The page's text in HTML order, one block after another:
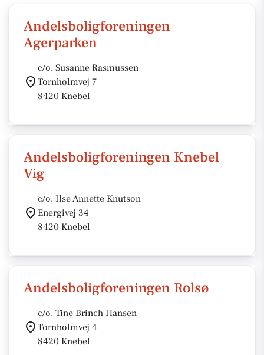
Andelsboligforeningen
Agerparken
c/o. Susanne Rasmussen
Tornholmvej 7
8420 Knebel
Andelsboligforeningen Knebel
Vig
c/o. Ilse Annette Knutson
Energivej 34
8420 Knebel
Andelsboligforeningen Rolsø
c/o. Tine Brinch Hansen
Tornholmvej 4
8420 Knebel